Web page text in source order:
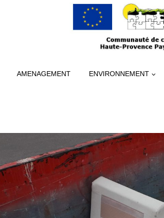
AMENAGEMENT ENVIRONNEMENT